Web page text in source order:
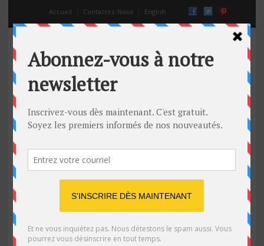
Accueil Contactez-Nous English
rencontres